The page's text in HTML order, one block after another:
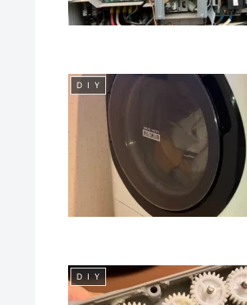
ＤＩＹ
ＤＩＹ